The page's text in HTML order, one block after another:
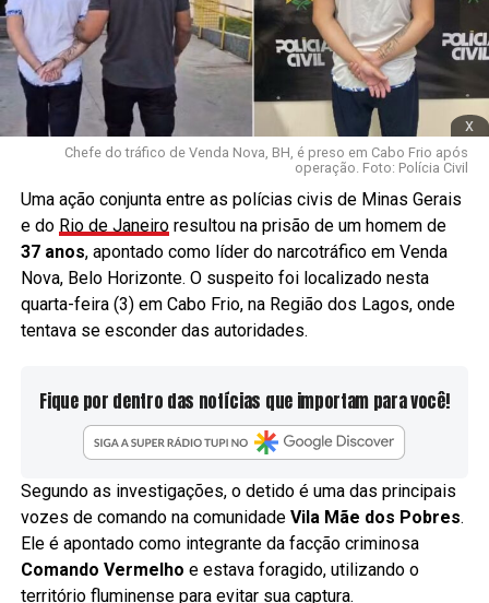
x
Chefe do tráfico de Venda Nova, BH, é preso em Cabo Frio após
operação. Foto: Polícia Civil
Uma ação conjunta entre as polícias civis de Minas Gerais
e do Rio de Janeiroresultou na prisão de um homem de
37 anos, apontado como líder do narcotráfico em Venda
Nova, Belo Horizonte. O suspeito foi localizado nesta
quarta-feira (3) em Cabo Frio, na Região dos Lagos, onde
tentava se esconder das autoridades.
Fique por dentro das notícias que importam para você!
Segundo as investigações, o detido é uma das principais
vozes de comando na comunidade Vila Mãe dos Pobres.
Ele é apontado como integrante da facção criminosa
Comando Vermelho e estava foragido, utilizando o
território fluminense para evitar sua captura.